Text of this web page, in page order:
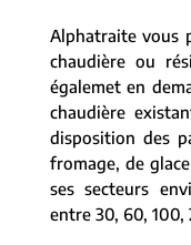
Alphatraite vous
chaudière ou
égalemet en
chaudière
disposition des
fromage, de
ses secteurs
entre 30, 60,